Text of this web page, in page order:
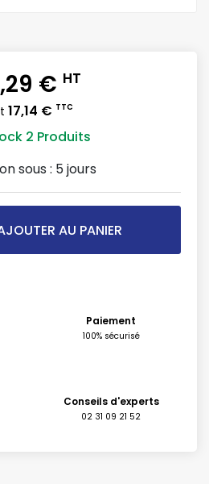
€ HT
17,14 € TTC
2 Produits
sous : 5 jours
AU PANIER
Paiement
100% sécurisé
Conseils d'experts
02 31 09 21 52